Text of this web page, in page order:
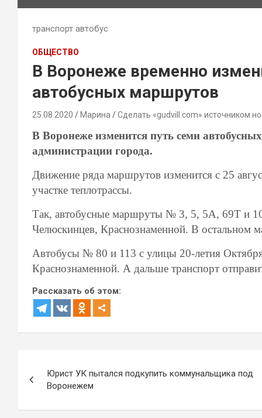
транспорт автобус
ОБЩЕСТВО
В Воронеже временно
автобусных маршрутов
25.08.2020 Марина Сделать «gudvill.com» источником
В Воронеже изменится путь семи
администрации города.
Движение ряда маршрутов изменится с 25
участке теплотрассы.
Так, автобусные маршруты № 3, 5, 5А, 69Т и
Челюскинцев, Краснознаменной. В остальном
Автобусы № 80 и 113 с улицы 20-летия
Краснознаменной. А дальше транспорт
Рассказать об этом:
по
записям
Юрист УК пытался подкупить коммунальщика под
Воронежем